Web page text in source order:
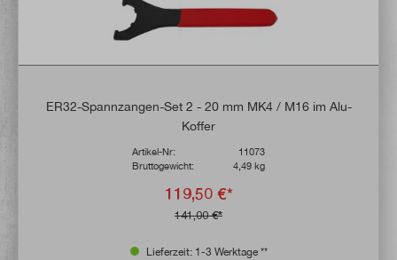
ER32-Spannzangen-Set 2 - 20 mm MK4 / M16 im Alu-
Koffer
Artikel-Nr:
11073
Bruttogewicht:
4,49 kg
119,50 €*
141,00 €*
Lieferzeit: 1-3 Werktage **